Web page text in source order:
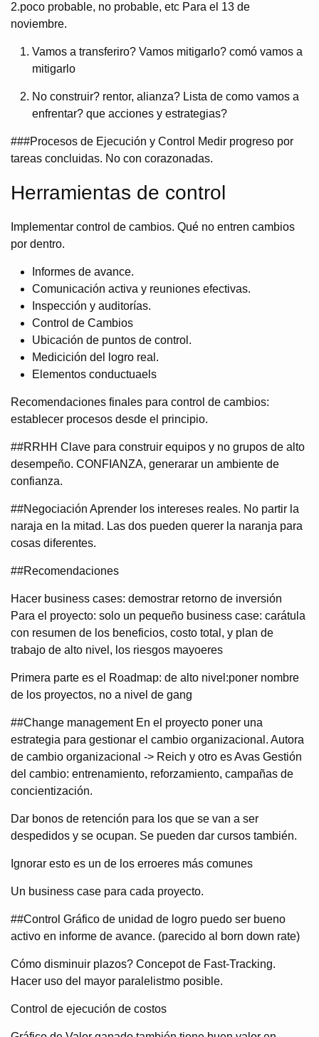
2.poco probable, no probable, etc Para el 13 de
noviembre.
Vamos a transferiro? Vamos mitigarlo? comó vamos a
mitigarlo
No construir? rentor, alianza? Lista de como vamos a
enfrentar? que acciones y estrategias?
###Procesos de Ejecución y Control Medir progreso por
tareas concluidas. No con corazonadas.
Herramientas de control
Implementar control de cambios. Qué no entren cambios
por dentro.
Informes de avance.
Comunicación activa y reuniones efectivas.
Inspección y auditorías.
Control de Cambios
Ubicación de puntos de control.
Medicición del logro real.
Elementos conductuaels
Recomendaciones finales para control de cambios:
establecer procesos desde el principio.
##RRHH Clave para construir equipos y no grupos de alto
desempeño. CONFIANZA, generarar un ambiente de
confianza.
##Negociación Aprender los intereses reales. No partir la
naraja en la mitad. Las dos pueden querer la naranja para
cosas diferentes.
##Recomendaciones
Hacer business cases: demostrar retorno de inversión
Para el proyecto: solo un pequeño business case: carátula
con resumen de los beneficios, costo total, y plan de
trabajo de alto nivel, los riesgos mayoeres
Primera parte es el Roadmap: de alto nivel:poner nombre
de los proyectos, no a nivel de gang
##Change management En el proyecto poner una
estrategia para gestionar el cambio organizacional. Autora
de cambio organizacional -> Reich y otro es Avas Gestión
del cambio: entrenamiento, reforzamiento, campañas de
concientización.
Dar bonos de retención para los que se van a ser
despedidos y se ocupan. Se pueden dar cursos también.
Ignorar esto es un de los erroeres más comunes
Un business case para cada proyecto.
##Control Gráfico de unidad de logro puedo ser bueno
activo en informe de avance. (parecido al born down rate)
Cómo disminuir plazos? Concepot de Fast-Tracking.
Hacer uso del mayor paralelistmo posible.
Control de ejecución de costos